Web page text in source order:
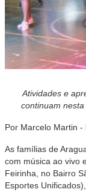
Atividades e
continuam
Por Marcelo Martin
As famílias de
com música ao vivo
Feirinha, no Bairro
Esportes